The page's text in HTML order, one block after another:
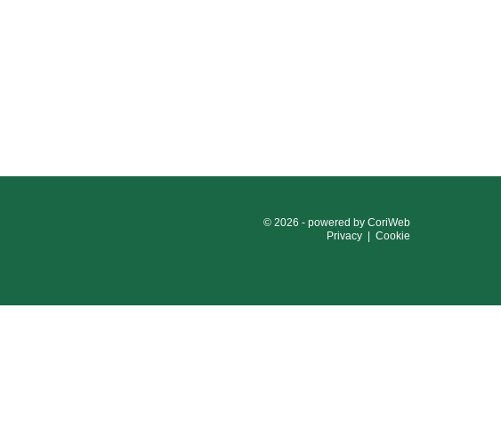
© 2026 - powered by CoriWeb
Privacy
Cookie